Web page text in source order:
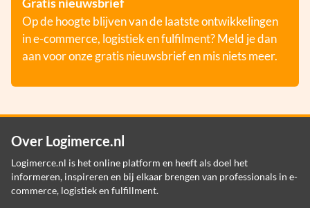
Op de hoogte blijven van de laatste ontwikkelingen
in e-commerce, logistiek en fulfilment? Meld je dan
aan voor onze gratis nieuwsbrief en mis niets meer.
Over Logimerce.nl
Logimerce.nl is het online platform en heeft als doel het
informeren, inspireren en bij elkaar brengen van professionals in e-
commerce, logistiek en fulfillment.